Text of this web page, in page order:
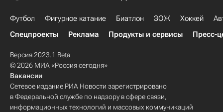
Футбол Фигурное катание Биатлон ЗОЖ Хоккей
Спецпроекты
Реклама Продукты и сервисы Пресс-
Версия 2023.1 Beta
© 2026 МИА «Россия сегодня»
Вакансии
Сетевое издание РИА Новости зарегистрировано
в Федеральной службе по надзору в сфере связи,
информационных технологий и массовых коммуникаций